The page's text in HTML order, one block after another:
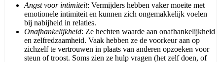
Angst voor intimiteit: Vermijders hebben vaker moeite met
emotionele intimiteit en kunnen zich ongemakkelijk voelen
bij nabijheid in relaties.
Onafhankelijkheid: Ze hechten waarde aan onafhankelijkheid
en zelfredzaamheid. Vaak hebben ze de voorkeur aan op
zichzelf te vertrouwen in plaats van anderen opzoeken voor
steun of troost. Soms zien ze hulp vragen (het zelf doen, of